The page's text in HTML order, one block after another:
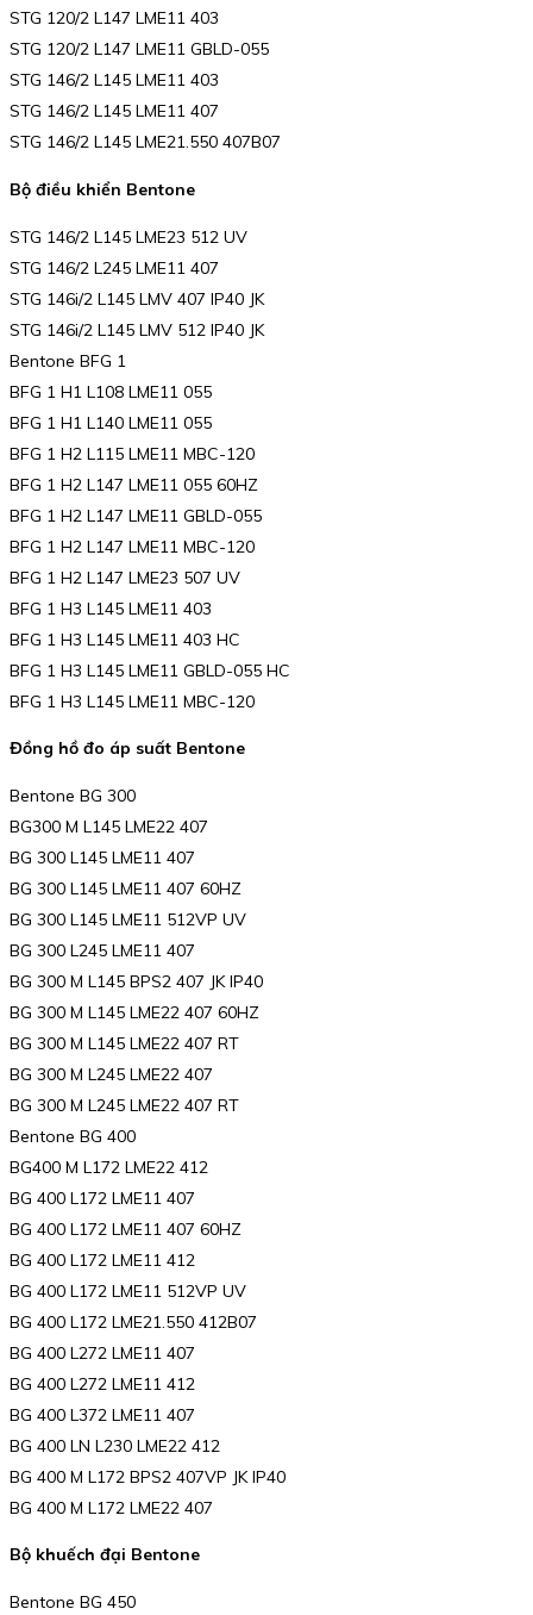
STG 120/2 L147 LME11 403
STG 120/2 L147 LME11 GBLD-055
STG 146/2 L145 LME11 403
STG 146/2 L145 LME11 407
STG 146/2 L145 LME21.550 407B07
Bộ điều khiển Bentone
STG 146/2 L145 LME23 512 UV
STG 146/2 L245 LME11 407
STG 146i/2 L145 LMV 407 IP40 JK
STG 146i/2 L145 LMV 512 IP40 JK
Bentone BFG 1
BFG 1 H1 L108 LME11 055
BFG 1 H1 L140 LME11 055
BFG 1 H2 L115 LME11 MBC-120
BFG 1 H2 L147 LME11 055 60HZ
BFG 1 H2 L147 LME11 GBLD-055
BFG 1 H2 L147 LME11 MBC-120
BFG 1 H2 L147 LME23 507 UV
BFG 1 H3 L145 LME11 403
BFG 1 H3 L145 LME11 403 HC
BFG 1 H3 L145 LME11 GBLD-055 HC
BFG 1 H3 L145 LME11 MBC-120
Đồng hồ đo áp suất Bentone
Bentone BG 300
BG300 M L145 LME22 407
BG 300 L145 LME11 407
BG 300 L145 LME11 407 60HZ
BG 300 L145 LME11 512VP UV
BG 300 L245 LME11 407
BG 300 M L145 BPS2 407 JK IP40
BG 300 M L145 LME22 407 60HZ
BG 300 M L145 LME22 407 RT
BG 300 M L245 LME22 407
BG 300 M L245 LME22 407 RT
Bentone BG 400
BG400 M L172 LME22 412
BG 400 L172 LME11 407
BG 400 L172 LME11 407 60HZ
BG 400 L172 LME11 412
BG 400 L172 LME11 512VP UV
BG 400 L172 LME21.550 412B07
BG 400 L272 LME11 407
BG 400 L272 LME11 412
BG 400 L372 LME11 407
BG 400 LN L230 LME22 412
BG 400 M L172 BPS2 407VP JK IP40
BG 400 M L172 LME22 407
Bộ khuếch đại Bentone
Bentone BG 450